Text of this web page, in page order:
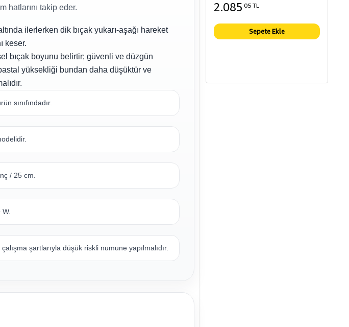
hatlarını takip eder.
ilerlerken dik bıçak yukarı-aşağı hareket
keser.
bıçak boyunu belirtir; güvenli ve düzgün
yüksekliği bundan daha düşüktür ve
sınıfındadır.
/ 25 cm.
şartlarıyla düşük riskli numune yapılmalıdır.
2.085 05 TL
Sepete Ekle